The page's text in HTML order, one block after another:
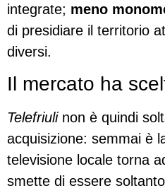
integrate; meno
di presidiare il territorio
diversi.
Il mercato ha
Telefriulinon è quindi
acquisizione: semmai è
televisione locale torna
smette di essere